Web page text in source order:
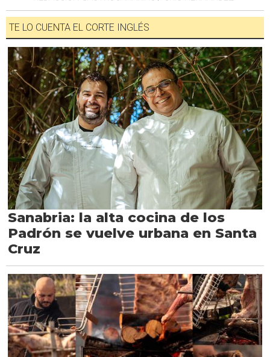
TE LO CUENTA EL CORTE INGLÉS
Sanabria: la alta cocina de los
Padrón se vuelve urbana en Santa
Cruz